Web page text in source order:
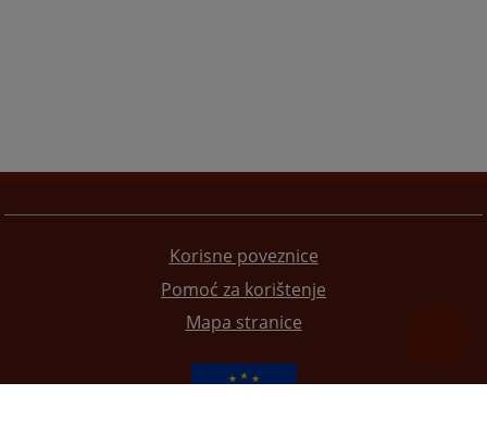
Korisne poveznice
Pomoć za korištenje
Mapa stranice